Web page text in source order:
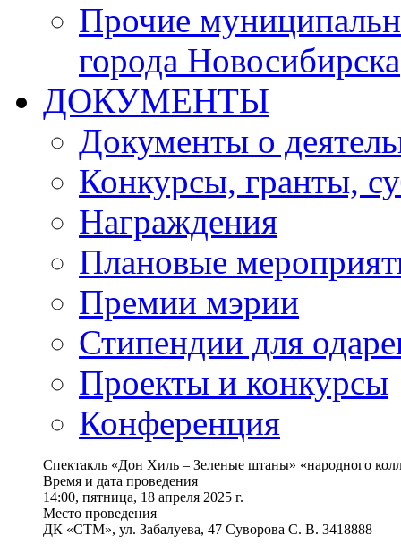
Прочие
города Новосибирска
ДОКУМЕНТЫ
Документы о
Конкурсы, гранты,
Награждения
Плановые
Премии мэрии
Стипендии для
Проекты и конкурсы
Конференция
Спектакль «Дон Хиль – Зеленые штаны» «народного
Время и дата проведения
14:00, пятница, 18 апреля 2025 г.
Место проведения
ДК «СТМ», ул. Забалуева, 47 Суворова С. В. 3418888